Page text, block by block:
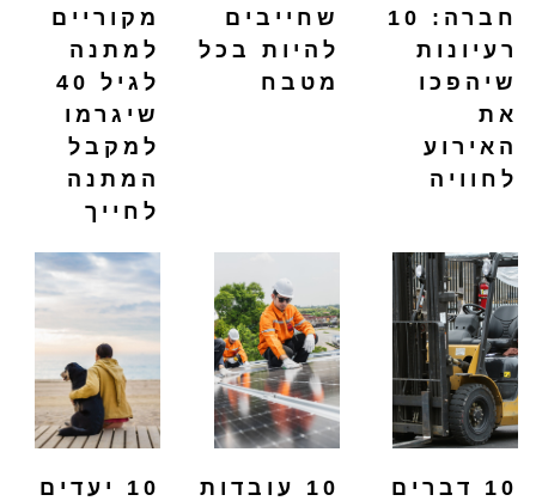
חברה: 10
רעיונות
שיהפכו
את
האירוע
לחוויה
שחייבים
להיות בכל
מטבח
מקוריים
למתנה
לגיל 40
שיגרמו
למקבל
המתנה
לחייך
10 דברים
10 עובדות
10 יעדים